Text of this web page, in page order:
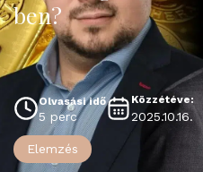
ben?
Olvasási idő
5 perc
Közzétéve:
2025.10.16.
Elemzés